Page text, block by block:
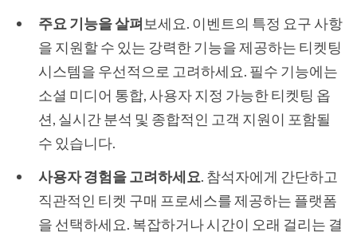
주요 기능을 살펴 보세요. 이벤트의 특정 요구 사항
을 지원할 수 있는 강력한 기능을 제공하는 티켓팅
시스템을 우선적으로 고려하세요. 필수 기능에는
소셜 미디어 통합, 사용자 지정 가능한 티켓팅 옵
션, 실시간 분석 및 종합적인 고객 지원이 포함될
수 있습니다.
사용자 경험을 고려하세요. 참석자에게 간단하고
직관적인 티켓 구매 프로세스를 제공하는 플랫폼
을 선택하세요. 복잡하거나 시간이 오래 걸리는 결